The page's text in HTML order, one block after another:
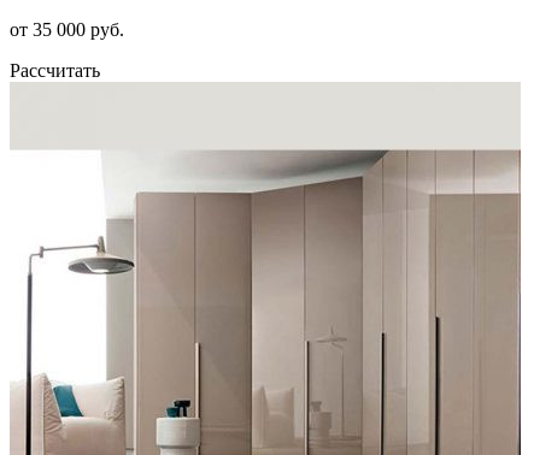
от 35 000 руб.
Рассчитать